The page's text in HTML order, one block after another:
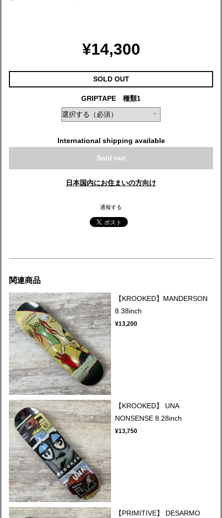
¥14,300
SOLD OUT
GRIPTAPE 種類1
International shipping available
Sold out
日本国内にお住まいの方向け
通報する
関連商品
【KROOKED】MANDERSON
8.38inch
¥13,200
【KROOKED】 UNA
NONSENSE 8.28inch
¥13,750
【PRIMITIVE】 DESARMO